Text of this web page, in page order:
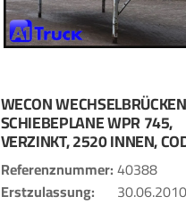
WECON
SCHIEBEPLANEWPR 745,
VERZINKT, 2520 INNEN,
Referenznummer 40388
Erstzulassung
30.06.2010